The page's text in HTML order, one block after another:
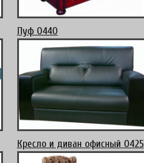
Пуф 0440
Кресло и диван офисный 0425